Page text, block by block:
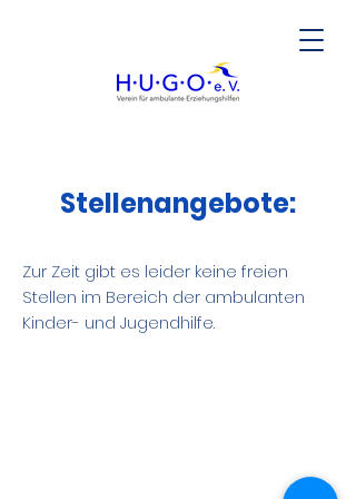
Stellenangebote:
Zur Zeit gibt es leider keine freien
Stellen im Bereich der ambulanten
Kinder- und Jugendhilfe.